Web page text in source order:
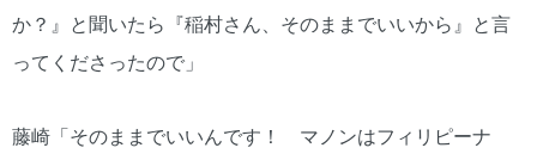
か？』と聞いたら『稲村さん、そのままでいいから』と言
ってくださったので」
藤崎「そのままでいいんです！ マノンはフィリピーナ